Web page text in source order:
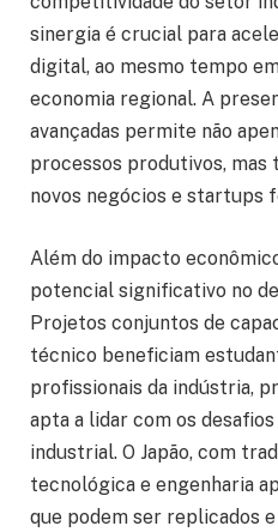
sinergia é crucial para
digital, ao mesmo tempo
economia regional. A
avançadas permite não
processos produtivos, mas
novos negócios e startups
Além do impacto
potencial significativo no
Projetos conjuntos de
técnico beneficiam
profissionais da indústria,
apta a lidar com os
industrial. O Japão, com
tecnológica e engenharia
que podem ser replicados